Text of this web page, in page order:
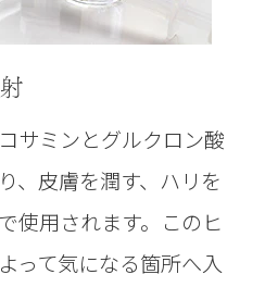
眉、まぶたが下が
に差が生じたり、
とで耐性が生じて
します。他にも、
することによって
いったアレルギー
サミンとグルクロン酸
、皮膚を潤す、ハリを
使用されます。このヒ
って気になる箇所へ入